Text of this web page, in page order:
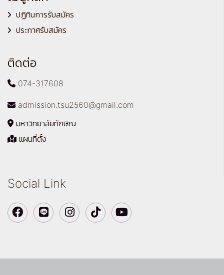
ปฏิทินการรับสมัคร
ประกาศรับสมัคร
ติดต่อ
074-317608
admission.tsu2560@gmail.com
มหาวิทยาลัยทักษิณ
แผนที่ตั้ง
Social Link